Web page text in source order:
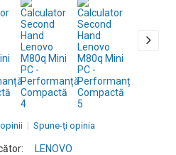
Spune-ţi opinia
LENOVO